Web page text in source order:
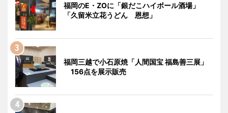
福岡のE・ZOに「銀だこハイボール酒場」
「久留米立花うどん 恩想」
福岡三越で小石原焼「人間国宝 福島善三展」
156点を展示販売